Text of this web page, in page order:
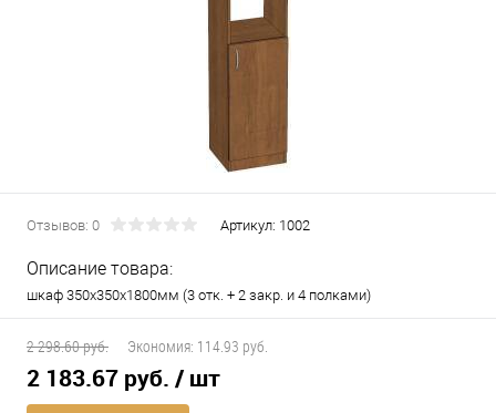
Отзывов: 0 Артикул: 1002
Описание товара:
шкаф 350х350х1800мм (3 отк. + 2 закр. и 4 полками)
2 298.60 руб. Экономия: 114.93 руб.
2 183.67 руб. / шт